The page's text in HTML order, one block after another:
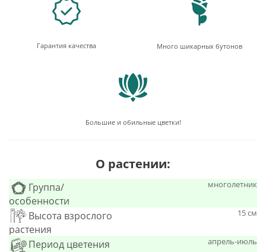
Гарантия качества Много шикарных бутонов
Большие и обильные цветки!
О растении:
Группа/
особенности
многолетник
Высота взрослого
растения
15 см
Период цветения апрель-июль